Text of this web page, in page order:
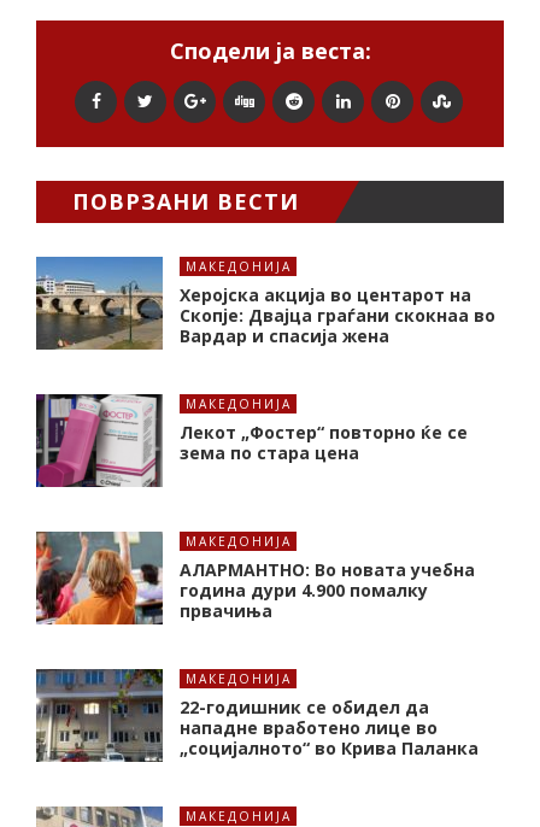
Сподели ја веста:
ПОВРЗАНИ ВЕСТИ
МАКЕДОНИЈА
Херојска акција во центарот на
Скопје: Двајца граѓани скокнаа во
Вардар и спасија жена
МАКЕДОНИЈА
Лекот „Фостер“ повторно ќе се
зема по стара цена
МАКЕДОНИЈА
АЛАРМАНТНО: Во новата учебна
година дури 4.900 помалку
првачиња
МАКЕДОНИЈА
22-годишник се обидел да
нападне вработено лице во
„социјалното“ во Крива Паланка
МАКЕДОНИЈА